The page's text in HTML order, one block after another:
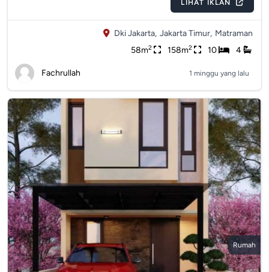
LIHAT IKLAN
Dki Jakarta, Jakarta Timur, Matraman
58m2 158m2 10 4
Fachrullah 1 minggu yang lalu
Rumah